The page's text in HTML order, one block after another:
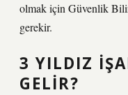
olmak için Güvenlik
gerekir.
3 YILDIZ
GELIR?